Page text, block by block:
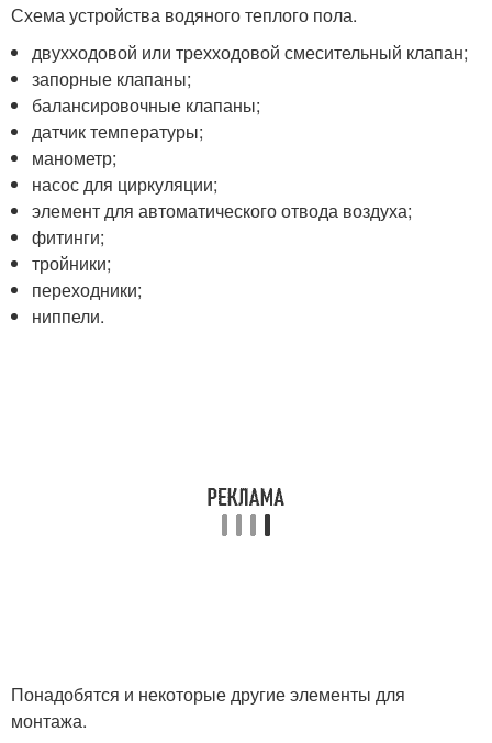
Схема устройства водяного теплого пола.
двухходовой или трехходовой смесительный клапан;
запорные клапаны;
балансировочные клапаны;
датчик температуры;
манометр;
насос для циркуляции;
элемент для автоматического отвода воздуха;
фитинги;
тройники;
переходники;
ниппели.
Понадобятся и некоторые другие элементы для
монтажа.